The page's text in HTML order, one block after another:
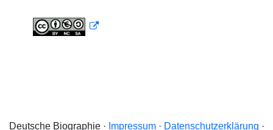
Deutsche Biographie · Impressum· Datenschutzerklärung ·